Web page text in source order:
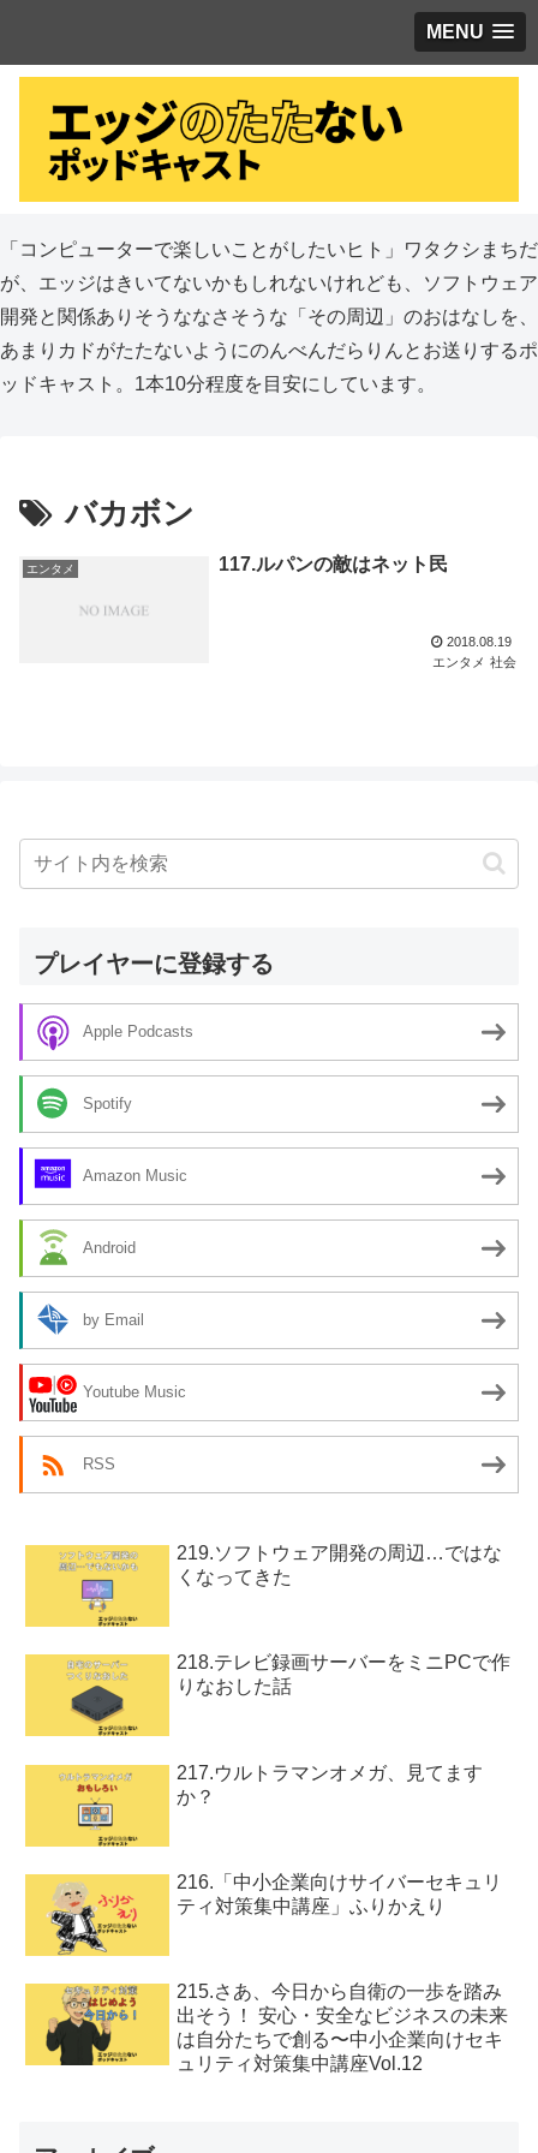
MENU
「コンピューターで楽しいことがしたいヒト」ワタクシまちだ
が、エッジはきいてないかもしれないけれども、ソフトウェア
開発と関係ありそうななさそうな「その周辺」のおはなしを、
あまりカドがたたないようにのんべんだらりんとお送りするポ
ッドキャスト。1本10分程度を目安にしています。
バカボン
エンタメ 117.ルパンの敵はネット民
2018.08.19
エンタメ 社会
プレイヤーに登録する
Apple Podcasts
Spotify
Amazon Music
Android
by Email
Youtube Music
RSS
219.ソフトウェア開発の周辺…ではな
くなってきた
218.テレビ録画サーバーをミニPCで作
りなおした話
217.ウルトラマンオメガ、見てます
か？
216.「中小企業向けサイバーセキュリ
ティ対策集中講座」ふりかえり
215.さあ、今日から自衛の一歩を踏み
出そう！ 安心・安全なビジネスの未来
は自分たちで創る〜中小企業向けセキ
ュリティ対策集中講座Vol.12